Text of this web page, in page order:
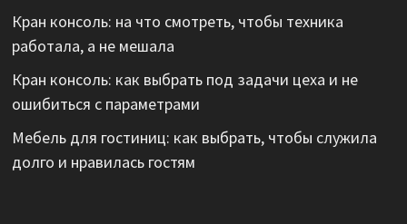
Кран консоль: на что смотреть, чтобы техника
работала, а не мешала
Кран консоль: как выбрать под задачи цеха и не
ошибиться с параметрами
Мебель для гостиниц: как выбрать, чтобы служила
долго и нравилась гостям